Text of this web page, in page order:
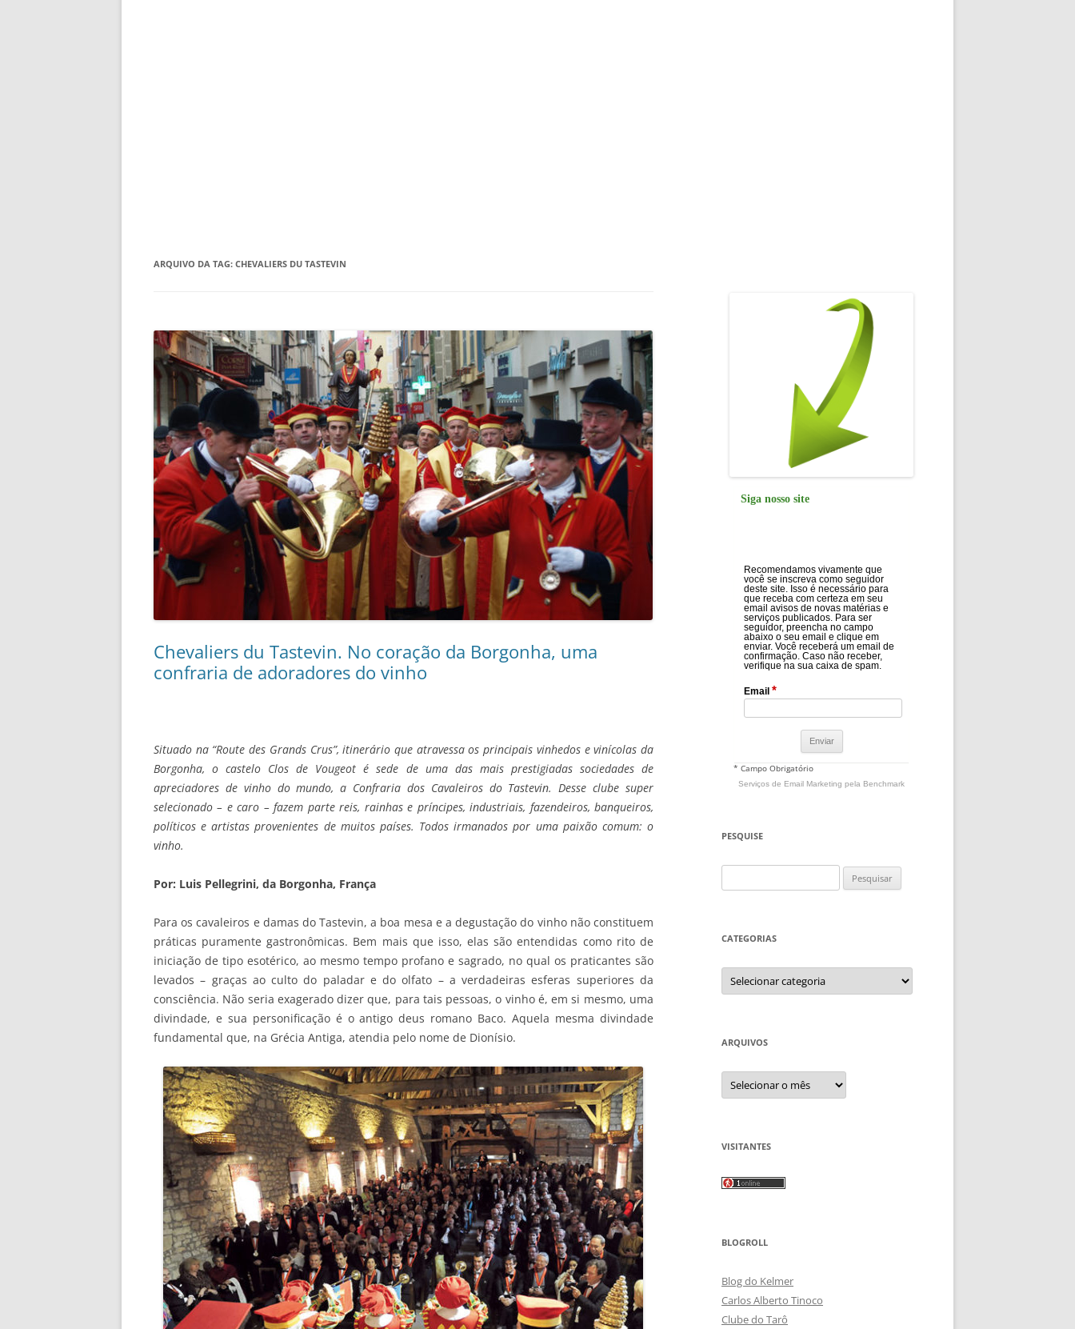
ARQUIVO DA TAG: CHEVALIERS DU TASTEVIN
Chevaliers du Tastevin. No coração da Borgonha, uma
confraria de adoradores do vinho
Situado na “Route des Grands Crus”, itinerário que atravessa os principais vinhedos e vinícolas da
Borgonha, o castelo Clos de Vougeot é sede de uma das mais prestigiadas sociedades de
apreciadores de vinho do mundo, a Confraria dos Cavaleiros do Tastevin. Desse clube super
selecionado – e caro – fazem parte reis, rainhas e príncipes, industriais, fazendeiros, banqueiros,
políticos e artistas provenientes de muitos países. Todos irmanados por uma paixão comum: o
vinho.
Por: Luis Pellegrini, da Borgonha, França
Para os cavaleiros e damas do Tastevin, a boa mesa e a degustação do vinho não constituem
práticas puramente gastronômicas. Bem mais que isso, elas são entendidas como rito de
iniciação de tipo esotérico, ao mesmo tempo profano e sagrado, no qual os praticantes são
levados – graças ao culto do paladar e do olfato – a verdadeiras esferas superiores da
consciência. Não seria exagerado dizer que, para tais pessoas, o vinho é, em si mesmo, uma
divindade, e sua personificação é o antigo deus romano Baco. Aquela mesma divindade
fundamental que, na Grécia Antiga, atendia pelo nome de Dionísio.
Siga nosso site
Recomendamos vivamente que
você se inscreva como seguidor
deste site. Isso é necessário para
que receba com certeza em seu
email avisos de novas matérias e
serviços publicados. Para ser
seguidor, preencha no campo
abaixo o seu email e clique em
enviar. Você receberá um email de
confirmação. Caso não receber,
verifique na sua caixa de spam.
Email *
* Campo Obrigatório
Serviços de Email Marketing pela Benchmark
PESQUISE
por:
CATEGORIAS
Categorias
ARQUIVOS
Arquivos
VISITANTES
BLOGROLL
Blog do Kelmer
Carlos Alberto Tinoco
Clube do Tarô